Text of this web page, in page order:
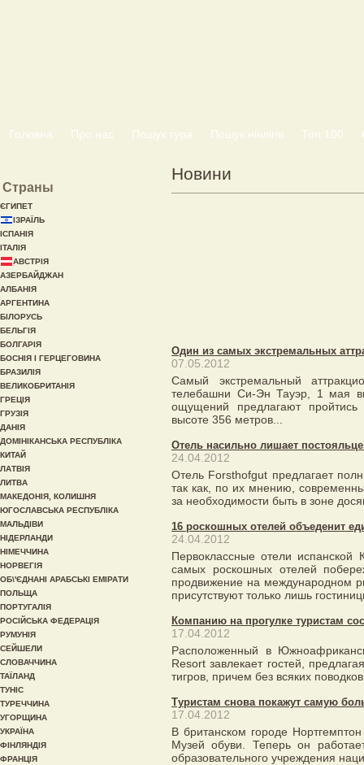
Головна Про нас Пошук тура Пошук нічлігів Топ 100
Новини
Один из самых экстремальных
07.05.2012
Самый экстремальный
телебашни Си-Эн Тауэр, 1 мая
ощущений предлагают
высоте 356 метров...
Отель насильно лишает
24.04.2012
Отель Forsthofgut предлагает
так как, по их мнению,
за необходимости быть в зоне
16 роскошных отелей объеденит
24.04.2012
Первоклассные отели
самых роскошных отелей
продвижение на международном
присутствуют только лишь
Компанию на прогулке туристам
17.04.2012
Расположенный в
Resort завлекает гостей,
тигров, причем без всяких
Туристам снова покажут самую
17.04.2012
В британском городе
Музей обуви. Теперь он
образовательного учреждения
Страны
ЄГИПЕТ
ІЗРАЇЛЬ
ІСПАНІЯ
ІТАЛІЯ
АВСТРІЯ
АЗЕРБАЙДЖАН
АЛБАНІЯ
АРГЕНТИНА
БІЛОРУСЬ
БЕЛЬГІЯ
БОЛГАРІЯ
БОСНІЯ І ГЕРЦЕГОВИНА
БРАЗИЛІЯ
ВЕЛИКОБРИТАНІЯ
ГРЕЦІЯ
ГРУЗІЯ
ДАНІЯ
ДОМІНІКАНСЬКА РЕСПУБЛІКА
КИТАЙ
ЛАТВІЯ
ЛИТВА
МАКЕДОНІЯ, КОЛИШНЯ
ЮГОСЛАВСЬКА РЕСПУБЛІКА
МАЛЬДІВИ
НІДЕРЛАНДИ
НІМЕЧЧИНА
НОРВЕГІЯ
ОБ\'ЄДНАНІ АРАБСЬКІ ЕМІРАТИ
ПОЛЬЩА
ПОРТУГАЛІЯ
РОСІЙСЬКА ФЕДЕРАЦІЯ
РУМУНІЯ
СЕЙШЕЛИ
СЛОВАЧЧИНА
ТАЇЛАНД
ТУНІС
ТУРЕЧЧИНА
УГОРЩИНА
УКРАЇНА
ФІНЛЯНДІЯ
ФРАНЦІЯ